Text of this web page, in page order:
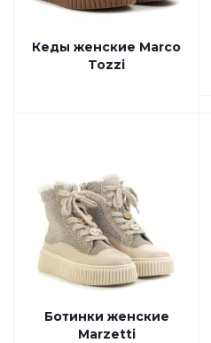
Кеды женские Marco
Tozzi
Ботинки женские
Marzetti